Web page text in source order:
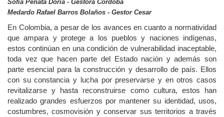
Sofía Peñata Doria - Gestora Córdoba
Medardo Rafael Barros Bolaños - Gestor Cesar
En Colombia, a pesar de los avances en cuanto a normatividad
que ampara y protege a los pueblos y naciones indígenas,
estos continúan en una condición de vulnerabilidad inaceptable,
toda vez que hacen parte del Estado nación y además son
parte esencial para la construcción y desarrollo de país. Ellos
con su constancia y lucha por preservarse y en otros casos
revitalizarse y hasta reconstruirse como cultura, estos han
realizado grandes esfuerzos por mantener su identidad, usos,
costumbres, cosmovisión y conservar sus territorios a través